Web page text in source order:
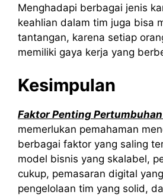
Menghadapi berbagai jenis
keahlian dalam tim juga bisa
tantangan, karena setiap
memiliki gaya kerja yang
Kesimpulan
Faktor Penting
memerlukan pemahaman
berbagai faktor yang saling
model bisnis yang skalabel,
cukup, pemasaran digital
pengelolaan tim yang solid,